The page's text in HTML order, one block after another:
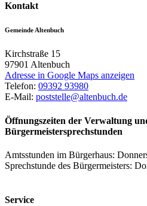
Kontakt
Gemeinde Altenbuch
Kirchstraße 15
97901 Altenbuch
Adresse in Google Maps anzeigen
Telefon: 09392 93980
E-Mail: poststelle@altenbuch.de
Öffnungszeiten der Verwaltung
Bürgermeistersprechstunden
Amtsstunden im Bürgerhaus:
Sprechstunde des Bürgermeisters:
Service